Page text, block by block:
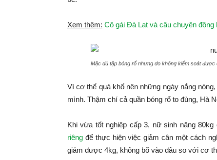
Xem thêm: Cô gái Đà Lạt và câu chuyện
Mặc dù tập bóng rổ nhưng do không kiểm soát được
Vì cơ thể quá khổ nên những ngày nắng
mình. Thậm chí cả quần bóng rổ to đùng, Hà
Khi vừa tốt nghiệp cấp 3, nữ sinh nặng
riêng để thực hiện việc giảm cân một cách
giảm được 4kg, không bõ vào đâu so với cơ